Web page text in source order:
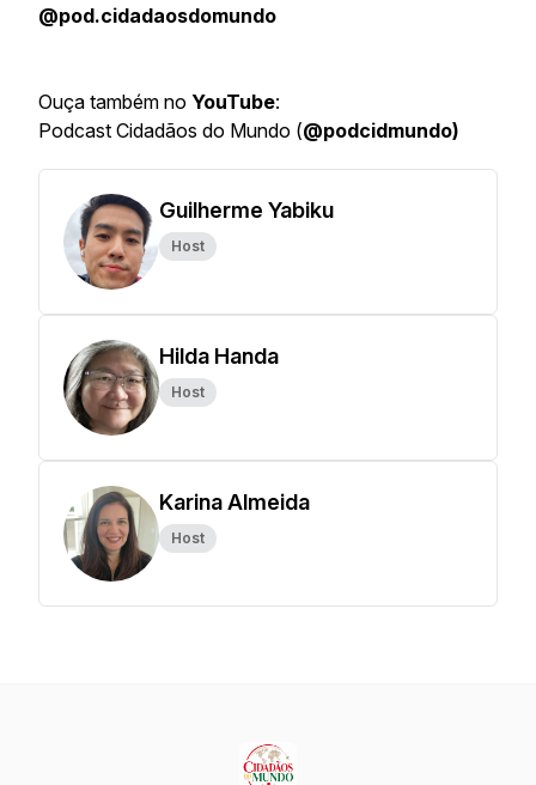
@pod.cidadaosdomundo
Ouça também no YouTube:
Podcast Cidadãos do Mundo (@podcidmundo)
Guilherme Yabiku
Host
Hilda Handa
Host
Karina Almeida
Host